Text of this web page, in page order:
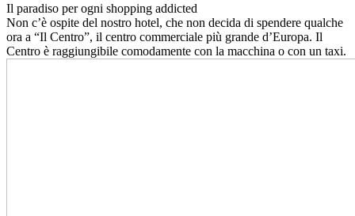
Il paradiso per ogni shopping addicted
Non c’è ospite del nostro hotel, che non decida di spendere qualche
ora a “Il Centro”, il centro commerciale più grande d’Europa. Il
Centro è raggiungibile comodamente con la macchina o con un taxi.